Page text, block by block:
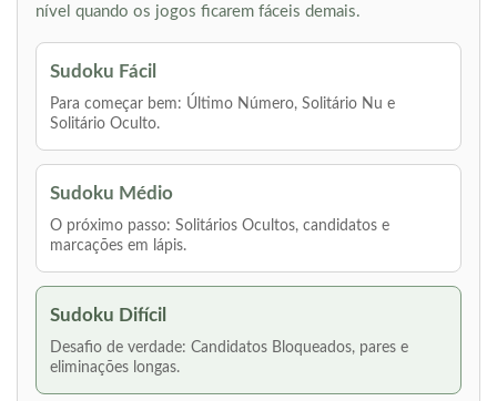
nível quando os jogos ficarem fáceis demais.
Sudoku Fácil
Para começar bem: Último Número, Solitário Nu e
Solitário Oculto.
Sudoku Médio
O próximo passo: Solitários Ocultos, candidatos e
marcações em lápis.
Sudoku Difícil
Desafio de verdade: Candidatos Bloqueados, pares e
eliminações longas.